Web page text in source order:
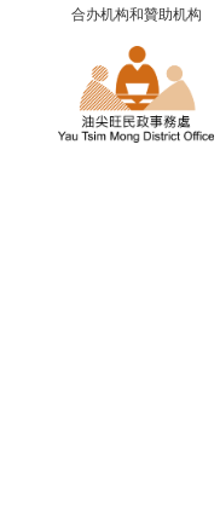
合办机构和贊助机构